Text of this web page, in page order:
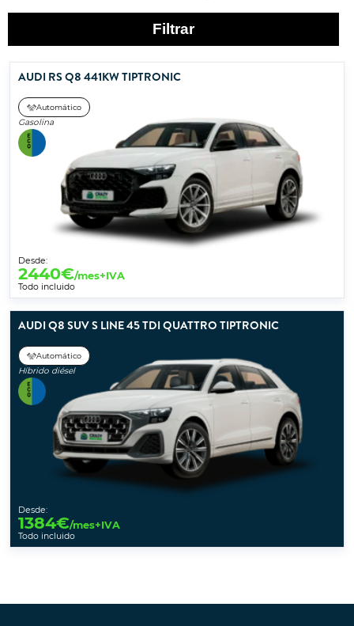
Filtrar
AUDI RS Q8 441KW TIPTRONIC
Automático
Gasolina
Desde:
2440€/mes+IVA
Todo incluido
AUDI Q8 SUV S LINE 45 TDI QUATTRO TIPTRONIC
Automático
Híbrido diésel
Desde:
1384€/mes+IVA
Todo incluido